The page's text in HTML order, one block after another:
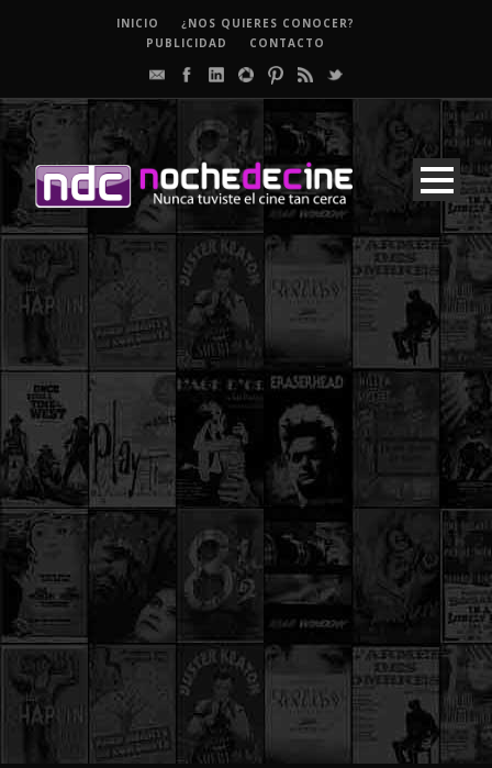
INICIO
¿NOS QUIERES CONOCER?
PUBLICIDAD
CONTACTO